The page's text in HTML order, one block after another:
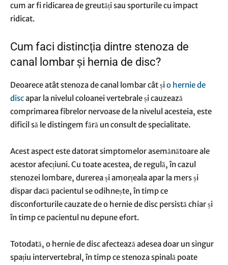
cum ar fi ridicarea de greutăți sau sporturile cu impact
ridicat.
Cum faci distincția dintre stenoza de
canal lombar și hernia de disc?
Deoarece atât stenoza de canal lombar cât șio hernie de
discapar la nivelul coloanei vertebrale și cauzează
comprimarea fibrelor nervoase de la nivelul acesteia, este
dificil să le distingem fără un consult de specialitate.
Acest aspect este datorat simptomelor asemănătoare ale
acestor afecțiuni. Cu toate acestea, de regulă, în cazul
stenozei lombare, durerea și amorțeala apar la mers și
dispar dacă pacientul se odihnește, în timp ce
disconforturile cauzate de o hernie de disc persistă chiar și
în timp ce pacientul nu depune efort.
Totodată, o hernie de disc afectează adesea doar un singur
spațiu intervertebral, în timp ce stenoza spinală poate